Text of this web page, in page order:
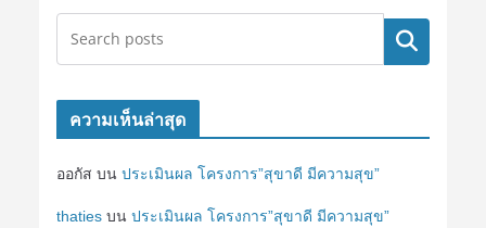
ค้นหา
ความเห็นล่าสุด
ออกัส บน ประเมินผล โครงการ”สุขาดี มีความสุข”
thatiesบน ประเมินผล โครงการ”สุขาดี มีความสุข”